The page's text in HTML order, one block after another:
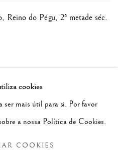
, Reino do Pégu, 2ª metade séc.
cookies
ser mais útil para si. Por favor
a nossa Política de Cookies.
COOKIES